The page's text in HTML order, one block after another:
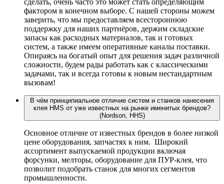
фактором в конечном выборе. С нашей стороны можем
заверить, что мы предоставляем всестороннюю
поддержку для наших партнёров, держим складские
запасы как расходных материалов, так и готовых
систем, а также имеем оперативные каналы поставки.
Опираясь на богатый опыт для решения задач различной
сложности, будем рады работать как с классическими
задачами, так и всегда готовы к новым нестандартным
вызовам!
В чём принципиальное отличие систем и станков нанесения
клея HMS от уже известных на рынке именитых брендов?
(Nordson, HHS)
Основное отличие от известных брендов в более низкой
цене оборудования, запчастях к ним. Широкий
ассортимент выпускаемой продукции включая
форсунки, мелторы, оборудование для ПУР-клея, что
позволит подобрать станок для многих сегментов
промышленности.